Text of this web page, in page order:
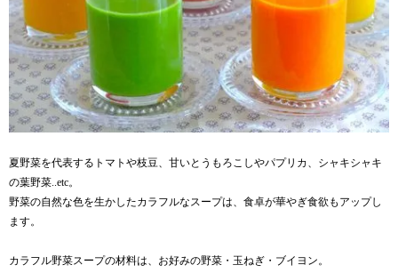
夏野菜を代表するトマトや枝豆、甘いとうもろこしやパプリカ、シャキシャキ
の葉野菜..etc。
野菜の自然な色を生かしたカラフルなスープは、食卓が華やぎ食欲もアップし
ます。
カラフル野菜スープの材料は、お好みの野菜・玉ねぎ・ブイヨン。